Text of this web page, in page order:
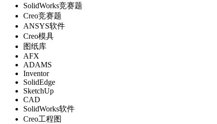
SolidWorks竞赛题
Creo竞赛题
ANSYS软件
Creo模具
图纸库
AFX
ADAMS
Inventor
SolidEdge
SketchUp
CAD
SolidWorks软件
Creo工程图